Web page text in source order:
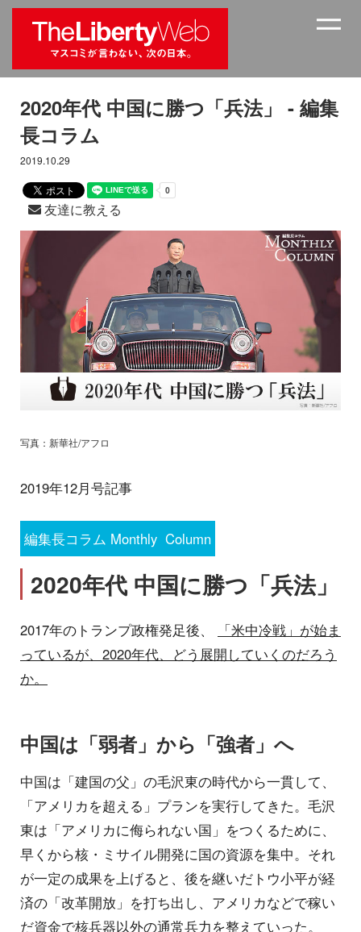
2020年代 中国に勝つ「兵法」 - 編集
長コラム
2019.10.29
友達に教える
写真：新華社/アフロ
2019年12月号記事
編集長コラム Monthly Column
2020年代 中国に勝つ「兵法」
2017年のトランプ政権発足後、
「米中冷戦」が始ま
っているが、2020年代、どう展開していくのだろう
か。
中国は「弱者」から「強者」へ
中国は「建国の父」の毛沢東の時代から一貫して、
「アメリカを超える」プランを実行してきた。毛沢
東は「アメリカに侮られない国」をつくるために、
早くから核・ミサイル開発に国の資源を集中。それ
が一定の成果を上げると、後を継いだトウ小平が経
済の「改革開放」を打ち出し、アメリカなどで稼い
だ資金で核兵器以外の通常兵力を整えていった。